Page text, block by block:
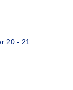
20.- 21.